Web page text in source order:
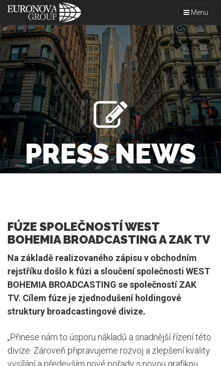
Toggle
Menu
PRESS NEWS
FÚZE SPOLEČNOSTÍ WEST
BOHEMIA BROADCASTING A ZAK TV
Na základě realizovaného zápisu v obchodním
rejstříku došlo k fúzi a sloučení společnosti WEST
BOHEMIA BROADCASTING se společností ZAK
TV. Cílem fúze je zjednodušení holdingové
struktury broadcastingové divize.
„Přinese nám to úsporu nákladů a snadnější řízení této
divize. Zároveň připravujeme rozvoj a zlepšení kvality
vysílání a především nové pořady s novou grafikou.